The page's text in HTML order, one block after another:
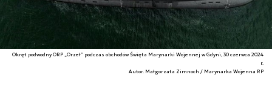
Okręt podwodny ORP „Orzeł” podczas obchodów Święta Marynarki Wojennej w Gdyni, 30 czerwca 2024
r.
Autor. Małgorzata Zimnoch / Marynarka Wojenna RP